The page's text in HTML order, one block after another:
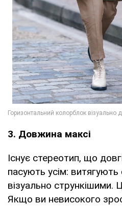
3. Довжина максі
Існує стереотип, що
пасують усім: витягують
візуально стрункішими.
Якщо ви невисокого